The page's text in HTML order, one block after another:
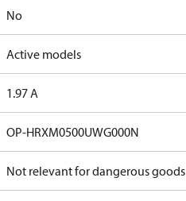
No
Active models
1.97 A
OP-HRXM0500UWG000N
Not relevant for dangerous goods